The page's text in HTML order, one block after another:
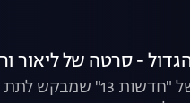
הגדול - סרטה של ליאור
הניסוי המקיף של